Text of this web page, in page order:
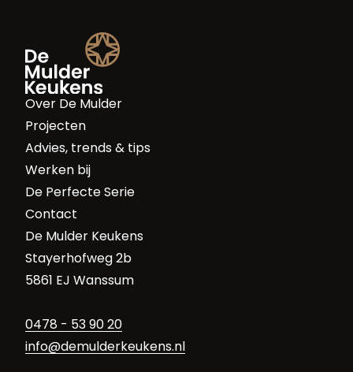
Over De Mulder
Projecten
Advies, trends & tips
Werken bij
De Perfecte Serie
Contact
De Mulder Keukens
Stayerhofweg 2b
5861 EJ Wanssum
0478 - 53 90 20
info@demulderkeukens.nl